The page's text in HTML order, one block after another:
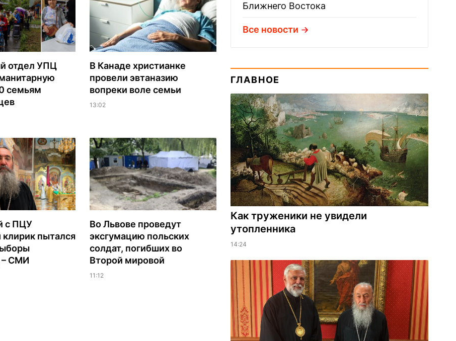
отдел УПЦ
семьям
В Канаде христианке
провели эвтаназию
вопреки воле семьи
13:02
с ПЦУ
клирик пытался
– СМИ
Во Львове проведут
эксгумацию польских
солдат, погибших во
Второй мировой
11:12
Ближнего Востока
Все новости
ГЛАВНОЕ
Как труженики не увидели
утопленника
14:24